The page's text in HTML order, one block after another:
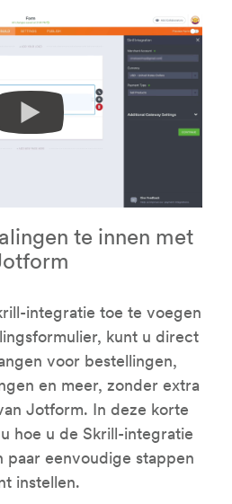
te innen met
integratie toe te voegen
kunt u direct
voor bestellingen,
en meer, zonder extra
Jotform. In deze korte
hoe u de Skrill-integratie
paar eenvoudige stappen
instellen.